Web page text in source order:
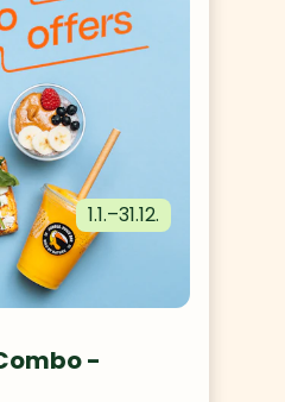
1.1.–31.12.
-